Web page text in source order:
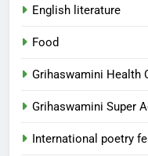
English literature
Food
Grihaswamini Health
Grihaswamini Super
International poetry